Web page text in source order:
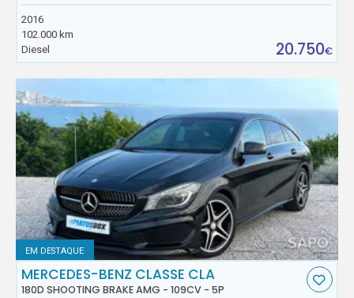
2016
102.000 km
Diesel
20.750€
EM DESTAQUE
MERCEDES-BENZ CLASSE CLA
180D SHOOTING BRAKE AMG - 109CV - 5P